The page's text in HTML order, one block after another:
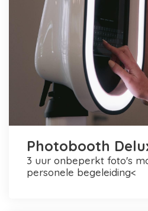
Photobooth
3 uur onbeperkt foto's maken en printen +
personele begeleiding<